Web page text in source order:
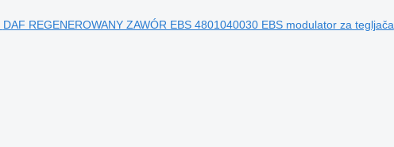
DAF REGENEROWANY ZAWÓR EBS 4801040030 EBS modulator za tegljača